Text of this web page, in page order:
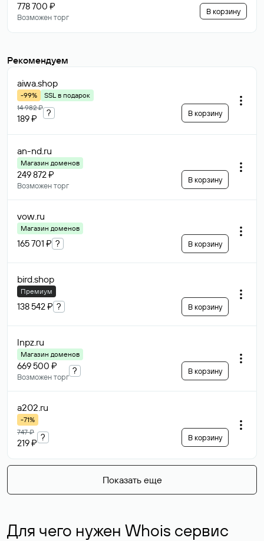
778 700 ₽
Возможен торг
В корзину
Рекомендуем
aiwa.shop
-99%
SSL в подарок
14 982 ₽
189 ₽
? В корзину
an-nd.ru
Магазин доменов
249 872 ₽
Возможен торг
В корзину
vow.ru
Магазин доменов
165 701 ₽ ? В корзину
bird.shop
Премиум
138 542 ₽ ? В корзину
lnpz.ru
Магазин доменов
669 500 ₽
Возможен торг
? В корзину
a202.ru
-71%
747 ₽
219 ₽
? В корзину
Показать еще
Для чего нужен Whois сервис